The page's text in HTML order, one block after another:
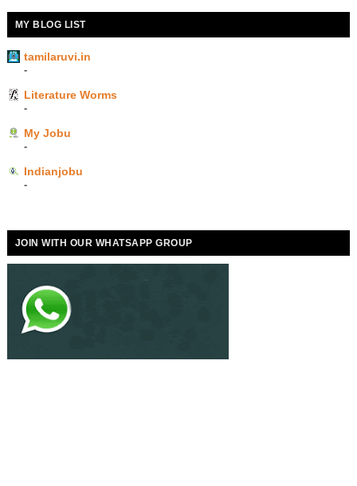
MY BLOG LIST
tamilaruvi.in
-
Literature Worms
-
My Jobu
-
Indianjobu
-
JOIN WITH OUR WHATSAPP GROUP